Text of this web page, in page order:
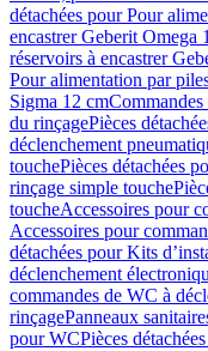
détachées pour Pour
encastrer Geberit Omega
réservoirs à encastrer
Pour alimentation par
Sigma 12 cm
du rinçagePièces
déclenchement
touchePièces détachées
rinçage simple touche
toucheAccessoires pour
Accessoires pour
détachées pour Kits
déclenchement
commandes de WC à
rinçagePanneaux
pour WCPièces